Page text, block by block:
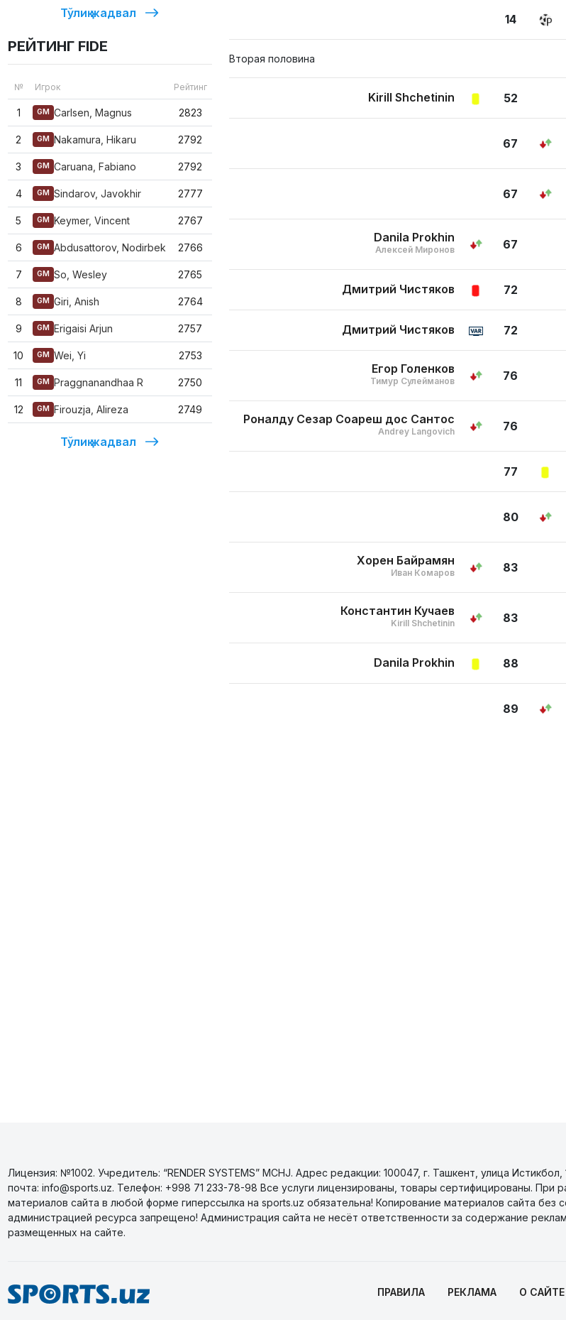
Тўлиқ жадвал
РЕЙТИНГ FIDE
№ Игрок Рейтинг
1 GM Carlsen, Magnus 2823
2 GM Nakamura, Hikaru 2792
3 GM Caruana, Fabiano 2792
4 GM Sindarov, Javokhir 2777
5 GM Keymer, Vincent 2767
6 GM Abdusattorov, Nodirbek 2766
7 GM So, Wesley 2765
8 GM Giri, Anish 2764
9 GM Erigaisi Arjun 2757
10 GM Wei, Yi 2753
11 GM Praggnanandhaa R 2750
12 GM Firouzja, Alireza 2749
Тўлиқ жадвал
14
Вторая половина
52
Kirill Shchetinin
67
67
67
Danila Prokhin
Алексей Миронов
72
Дмитрий Чистяков
72
Дмитрий Чистяков
76
Егор Голенков
Тимур Сулейманов
76
Роналду Сезар Соареш дос Сантос
Andrey Langovich
77
80
83
Хорен Байрамян
Иван Комаров
83
Константин Кучаев
Kirill Shchetinin
88
Danila Prokhin
89
Лицензия: №1002. Учредитель: “RENDER SYSTEMS” MCHJ. Адрес редакции: 100047, г. Ташкент, улица Истикбол,
почта: info@sports.uz. Телефон: +998 71 233-78-98 Все услуги лицензированы, товары сертифицированы. При
материалов сайта в любой форме гиперссылка на sports.uz обязательна! Копирование материалов сайта без
администрацией ресурса запрещено! Администрация сайта не несёт ответственности за содержание
размещенных на сайте.
ПРАВИЛА РЕКЛАМА О САЙТЕ